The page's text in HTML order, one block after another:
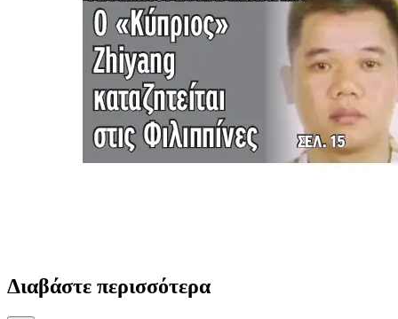
Διαβάστε περισσότερα